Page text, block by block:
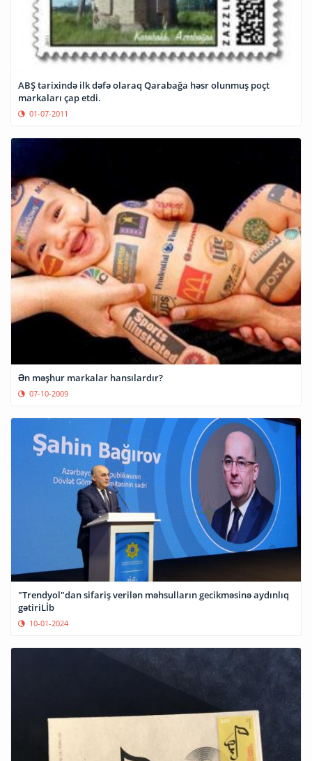
ABŞ tarixində ilk dəfə olaraq Qarabağa həsr olunmuş poçt
markaları çap etdi.
01-07-2011
Ən məşhur markalar hansılardır?
07-10-2009
"Trendyol"dan sifariş verilən məhsulların gecikməsinə aydınlıq
gətiriLİb
10-01-2024